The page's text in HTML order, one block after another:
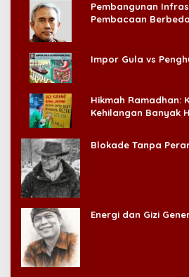
Pembangunan
Pembacaan Berbeda
Impor Gula vs
Hikmah Ramadhan:
Kehilangan Banyak
Blokade Tanpa
Energi dan Gizi